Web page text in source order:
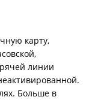
карту,
линии
Больше в